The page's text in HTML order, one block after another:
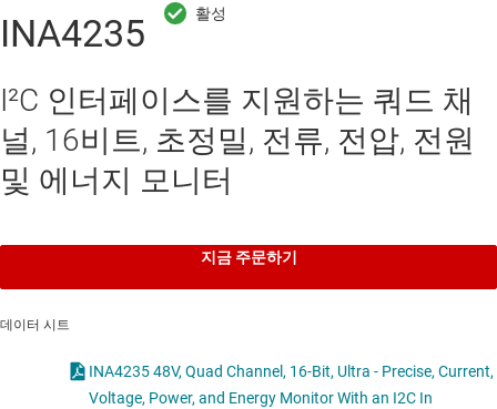
INA4235
I²C 인터페이스를 지원하는 쿼드 채
널, 16비트, 초정밀, 전류, 전압, 전원
및 에너지 모니터
지금 주문하기
데이터 시트
INA4235 48V, Quad Channel, 16-Bit, Ultra - Precise, Current,
Voltage, Power, and Energy Monitor With an I2C In